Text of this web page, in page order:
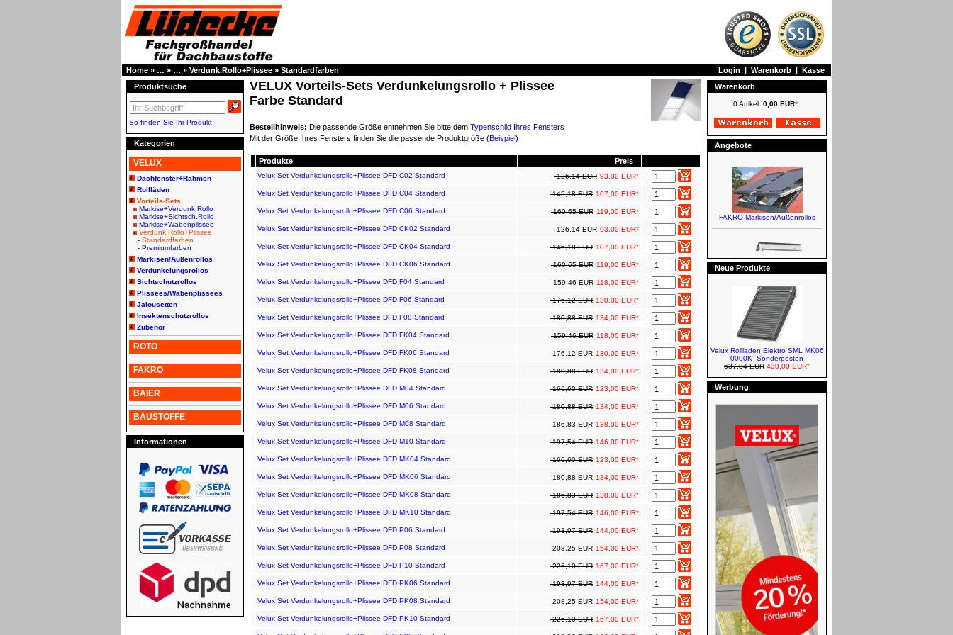
Home » … » … » Verdunk.Rollo+Plissee » Standardfarben Login | Warenkorb | Kasse
Produktsuche
So finden Sie Ihr Produkt
Kategorien
VELUX
Dachfenster+Rahmen
Rollläden
Vorteils-Sets
Markise+Verdunk.Rollo
Markise+Sichtsch.Rollo
Markise+Wabenplissee
Verdunk.Rollo+Plissee
- Standardfarben
- Premiumfarben
Markisen/Außenrollos
Verdunkelungsrollos
Sichtschutzrollos
Plissees/Wabenplissees
Jalousetten
Insektenschutzrollos
Zubehör
ROTO
FAKRO
BAIER
BAUSTOFFE
Informationen
VELUX Vorteils-Sets Verdunkelungsrollo + Plissee
Farbe Standard
Bestellhinweis: Die passende Größe entnehmen Sie bitte dem Typenschild Ihres Fensters
Mit der Größe Ihres Fensters finden Sie die passende Produktgröße (Beispiel)
Produkte Preis
Velux Set Verdunkelungsrollo+Plissee DFD C02 Standard 126,14 EUR 93,00 EUR*
Velux Set Verdunkelungsrollo+Plissee DFD C04 Standard 145,18 EUR 107,00 EUR*
Velux Set Verdunkelungsrollo+Plissee DFD C06 Standard 160,65 EUR 119,00 EUR*
Velux Set Verdunkelungsrollo+Plissee DFD CK02 Standard 126,14 EUR 93,00 EUR*
Velux Set Verdunkelungsrollo+Plissee DFD CK04 Standard 145,18 EUR 107,00 EUR*
Velux Set Verdunkelungsrollo+Plissee DFD CK06 Standard 160,65 EUR 119,00 EUR*
Velux Set Verdunkelungsrollo+Plissee DFD F04 Standard 159,46 EUR 118,00 EUR*
Velux Set Verdunkelungsrollo+Plissee DFD F06 Standard 176,12 EUR 130,00 EUR*
Velux Set Verdunkelungsrollo+Plissee DFD F08 Standard 180,88 EUR 134,00 EUR*
Velux Set Verdunkelungsrollo+Plissee DFD FK04 Standard 159,46 EUR 118,00 EUR*
Velux Set Verdunkelungsrollo+Plissee DFD FK06 Standard 176,12 EUR 130,00 EUR*
Velux Set Verdunkelungsrollo+Plissee DFD FK08 Standard 180,88 EUR 134,00 EUR*
Velux Set Verdunkelungsrollo+Plissee DFD M04 Standard 166,60 EUR 123,00 EUR*
Velux Set Verdunkelungsrollo+Plissee DFD M06 Standard 180,88 EUR 134,00 EUR*
Velux Set Verdunkelungsrollo+Plissee DFD M08 Standard 186,83 EUR 138,00 EUR*
Velux Set Verdunkelungsrollo+Plissee DFD M10 Standard 197,54 EUR 146,00 EUR*
Velux Set Verdunkelungsrollo+Plissee DFD MK04 Standard 166,60 EUR 123,00 EUR*
Velux Set Verdunkelungsrollo+Plissee DFD MK06 Standard 180,88 EUR 134,00 EUR*
Velux Set Verdunkelungsrollo+Plissee DFD MK08 Standard 186,83 EUR 138,00 EUR*
Velux Set Verdunkelungsrollo+Plissee DFD MK10 Standard 197,54 EUR 146,00 EUR*
Velux Set Verdunkelungsrollo+Plissee DFD P06 Standard 193,97 EUR 144,00 EUR*
Velux Set Verdunkelungsrollo+Plissee DFD P08 Standard 208,25 EUR 154,00 EUR*
Velux Set Verdunkelungsrollo+Plissee DFD P10 Standard 226,10 EUR 167,00 EUR*
Velux Set Verdunkelungsrollo+Plissee DFD PK06 Standard 193,97 EUR 144,00 EUR*
Velux Set Verdunkelungsrollo+Plissee DFD PK08 Standard 208,25 EUR 154,00 EUR*
Velux Set Verdunkelungsrollo+Plissee DFD PK10 Standard 226,10 EUR 167,00 EUR*
Warenkorb
0 Artikel: 0,00 EUR*
Angebote
FAKRO Markisen/Außenrollos
VELUX Schwingfenster
Roto Zubehör
VELUX Markisen - Manuell
Roto Rollläden - Elektro
Neue Produkte
Velux Rollladen Elektro SML MK06
0000K -Sonderposten
637,84 EUR 430,00 EUR*
Werbung